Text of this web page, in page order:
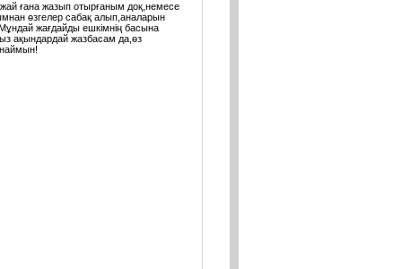
ғана жазып отырғаным доқ,немесе
өзгелер сабақ алып,аналарын
жағдайды ешкімнің басына
ақындардай жазбасам да,өз